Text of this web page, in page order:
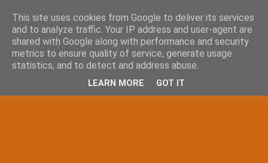
This site uses cookies from Google to deliver its services
and to analyze traffic. Your IP address and user-agent are
shared with Google along with performance and security
metrics to ensure quality of service, generate usage
statistics, and to detect and address abuse.
LEARN MORE GOT IT